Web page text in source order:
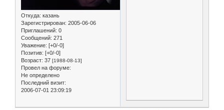
Откуда: казань
Зарегистрирован: 2005-06-06
Приглашений: 0
Сообщений: 271
Уважение: [+0/-0]
Позитив: [+0/-0]
Возраст: 37 [1988-08-13]
Провел на форуме:
Не определено
Последний визит:
2006-07-01 23:09:19